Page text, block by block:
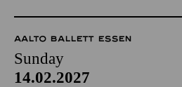
AALTO BALLETT ESSEN
Sunday
14.02.2027